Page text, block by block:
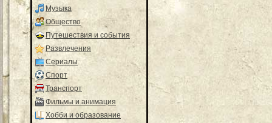
Музыка
Общество
Путешествия и события
Развлечения
Сериалы
Спорт
Транспорт
Фильмы и анимация
Хобби и образование